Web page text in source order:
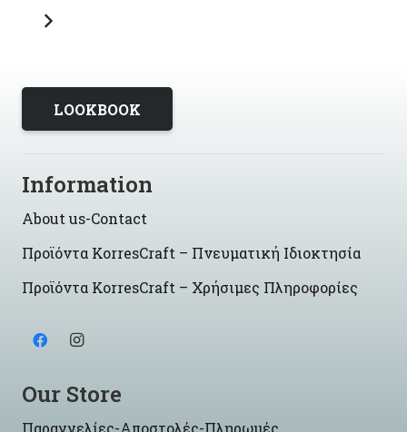
LOOKBOOK
Information
About us-Contact
Προϊόντα KorresCraft – Πνευματική Ιδιοκτησία
Προϊόντα KorresCraft – Χρήσιμες Πληροφορίες
Our Store
Παραγγελίες-Αποστολές-Πληρωμές